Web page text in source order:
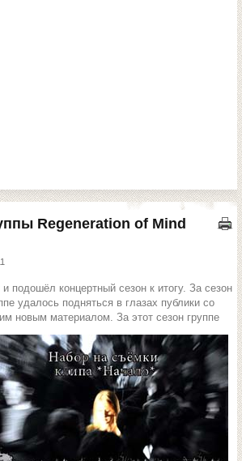
Regeneration of Mind
и подошёл концертный сезон к итогу. За сезон
удалось подняться в глазах публики со
новым материалом. За этот сезон группе